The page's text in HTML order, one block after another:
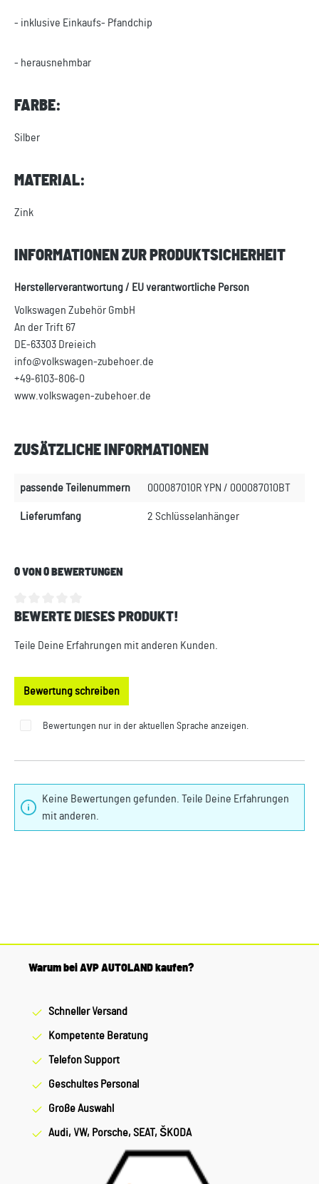
- inklusive Einkaufs- Pfandchip
- herausnehmbar
FARBE:
Silber
MATERIAL:
Zink
INFORMATIONEN ZUR PRODUKTSICHERHEIT
Herstellerverantwortung / EU verantwortliche Person
Volkswagen Zubehör GmbH
An der Trift 67
DE-63303 Dreieich
info@volkswagen-zubehoer.de
+49-6103-806-0
www.volkswagen-zubehoer.de
ZUSÄTZLICHE INFORMATIONEN
passende Teilenummern 000087010R YPN / 000087010BT
Lieferumfang 2 Schlüsselanhänger
0 VON 0 BEWERTUNGEN
Durchschnittliche Bewertung von 0 von 5 Sternen
BEWERTE DIESES PRODUKT!
Teile Deine Erfahrungen mit anderen Kunden.
Bewertung schreiben
Bewertungen nur in der aktuellen Sprache anzeigen.
Keine Bewertungen gefunden. Teile Deine Erfahrungen
mit anderen.
Warum bei AVP AUTOLAND kaufen?
Schneller Versand
Kompetente Beratung
Telefon Support
Geschultes Personal
Große Auswahl
Audi, VW, Porsche, SEAT, ŠKODA